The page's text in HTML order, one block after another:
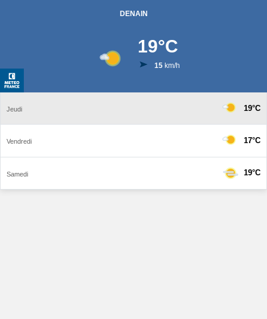
DENAIN
19°C
15km/h
Jeudi 19°C
Vendredi 17°C
Samedi 19°C